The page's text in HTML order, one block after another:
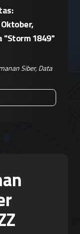
"Storm 1849"
Siber,Data